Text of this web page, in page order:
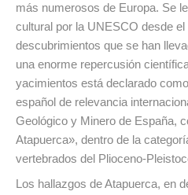
más numerosos de Europa. Se
cultural por la UNESCO desde el
descubrimientos que se han
una enorme repercusión
yacimientos está declarado
español de relevancia
Geológico y Minero de España,
Atapuerca», dentro de la
vertebrados del Plioceno-
Los hallazgos de Atapuerca, en